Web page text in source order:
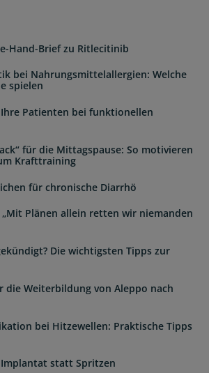
Hand-Brief zu Ritlecitinib
bei Nahrungsmittelallergien: Welche
spielen
Patienten bei funktionellen
für die Mittagspause: So motivieren
Krafttraining
für chronische Diarrhö
Plänen allein retten wir niemanden
Die wichtigsten Tipps zur
die Weiterbildung von Aleppo nach
bei Hitzewellen: Praktische Tipps
statt Spritzen